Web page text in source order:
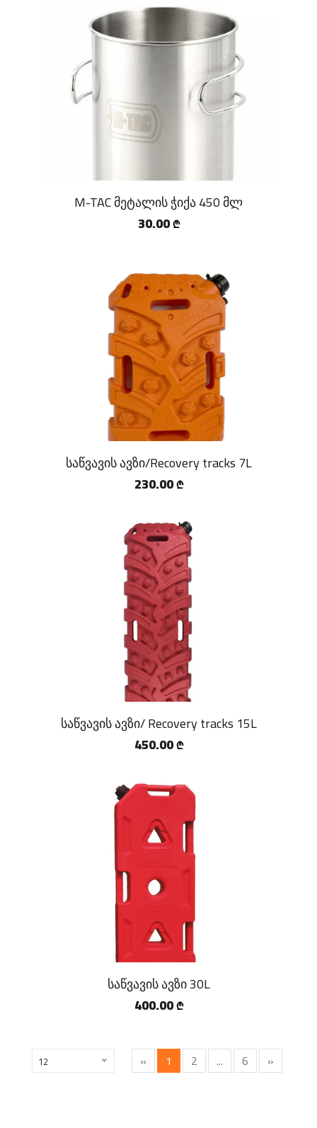
M-TAC მეტალის ჭიქა 450 მლ
30.00 ₾
საწვავის ავზი/Recovery tracks 7L
230.00 ₾
საწვავის ავზი/ Recovery tracks 15L
450.00 ₾
საწვავის ავზი 30L
400.00 ₾
12 « 1 2 ... 6 »